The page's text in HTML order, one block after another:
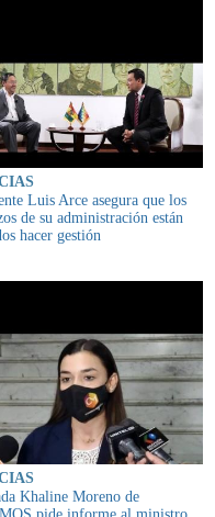
Luis Arce asegura que los
de su administración están
hacer gestión
Khaline Moreno de